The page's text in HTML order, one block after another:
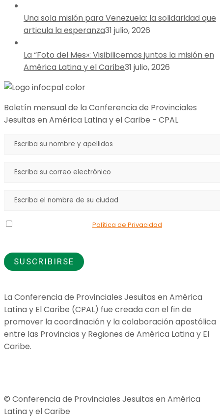
Una sola misión para Venezuela: la solidaridad que
articula la esperanza31 julio, 2026
La “Foto del Mes»: Visibilicemos juntos la misión en
América Latina y el Caribe31 julio, 2026
Boletín mensual de la Conferencia de Provinciales
Jesuitas en América Latina y el Caribe - CPAL
Política de Privacidad
La Conferencia de Provinciales Jesuitas en América
Latina y El Caribe (CPAL) fue creada con el fin de
promover la coordinación y la colaboración apostólica
entre las Provincias y Regiones de América Latina y El
Caribe.
© Conferencia de Provinciales Jesuitas en América
Latina y el Caribe